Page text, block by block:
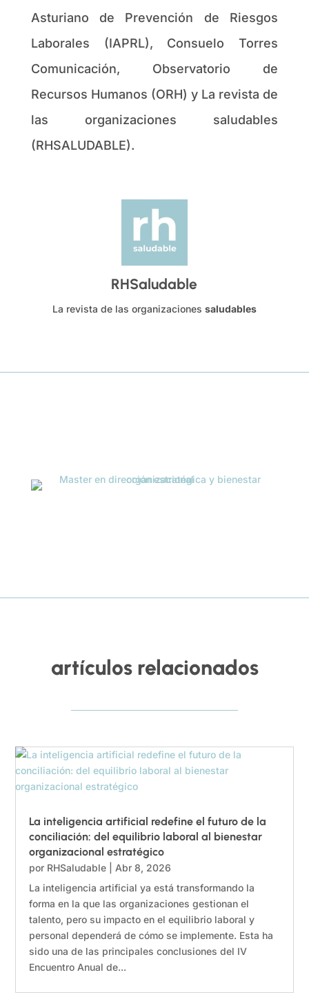
Asturiano de Prevención de Riesgos
Laborales (IAPRL), Consuelo Torres
Comunicación, Observatorio de
Recursos Humanos (ORH) y La revista de
las organizaciones saludables
(RHSALUDABLE).
RHSaludable
La revista de las organizaciones saludables
artículos relacionados
La inteligencia artificial redefine el futuro de la
conciliación: del equilibrio laboral al bienestar
organizacional estratégico
por RHSaludable
Abr 8, 2026
La inteligencia artificial ya está transformando la
forma en la que las organizaciones gestionan el
talento, pero su impacto en el equilibrio laboral y
personal dependerá de cómo se implemente. Esta ha
sido una de las principales conclusiones del IV
Encuentro Anual de...